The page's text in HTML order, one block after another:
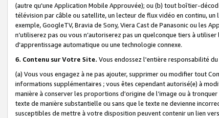
(autre qu'une Application Mobile Approuvée); ou (b) tout boîtier-
télévision par câble ou satellite, un lecteur de flux vidéo en continu,
exemple, GoogleTV, Bravia de Sony, Viera Cast de Panasonic ou les
n’utiliserez pas ou vous n’autoriserez pas un quelconque tiers à
d'apprentissage automatique ou une technologie connexe.
6. Contenu sur Votre Site. Vous endossez l'entière responsabilité
(a) Vous vous engagez à ne pas ajouter, supprimer ou modifier tout
informations supplémentaires ; vous êtes cependant autorisé(e) à
manière à conserver les proportions d’origine de l’image ou à
texte de manière substantielle ou sans que le texte ne devienne
susceptibles de mettre à votre disposition peuvent contenir un lien